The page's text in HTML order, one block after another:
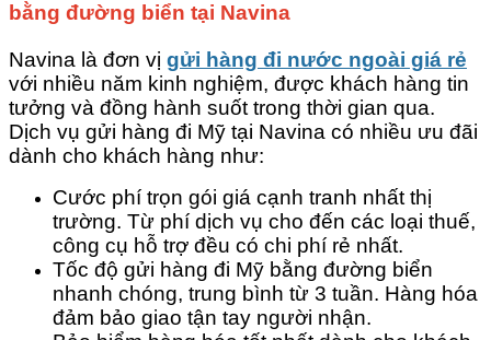
bằng đường biển tại Navina
Navina là đơn vị gửi hàng đi nước ngoài giá rẻ
với nhiều năm kinh nghiệm, được khách hàng tin
tưởng và đồng hành suốt trong thời gian qua.
Dịch vụ gửi hàng đi Mỹ tại Navina có nhiều ưu đãi
dành cho khách hàng như:
Cước phí trọn gói giá cạnh tranh nhất thị
trường. Từ phí dịch vụ cho đến các loại thuế,
công cụ hỗ trợ đều có chi phí rẻ nhất.
Tốc độ gửi hàng đi Mỹ bằng đường biển
nhanh chóng, trung bình từ 3 tuần. Hàng hóa
đảm bảo giao tận tay người nhận.